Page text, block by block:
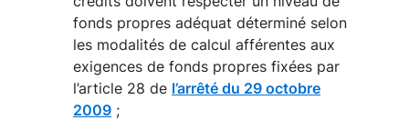
fonds propres adéquat déterminé selon
les modalités de calcul afférentes aux
exigences de fonds propres fixées par
l’article 28 de l’arrêté du 29 octobre
2009 ;